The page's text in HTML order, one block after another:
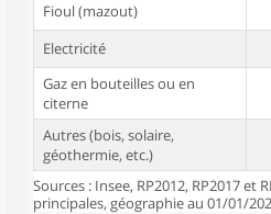
Fioul (mazout)
Electricité
Gaz en bouteilles ou en
citerne
Autres (bois, solaire,
géothermie, etc.)
Sources : Insee, RP2012, RP2017 et
principales, géographie au 01/01/